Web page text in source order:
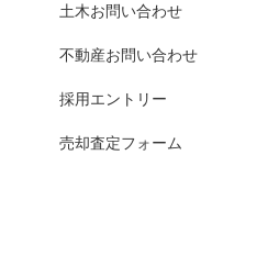
土木お問い合わせ
不動産お問い合わせ
採用エントリー
売却査定フォーム